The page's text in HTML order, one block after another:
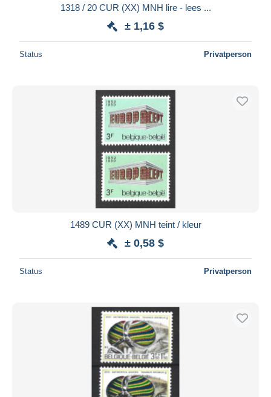
1318 / 20 CUR (XX) MNH lire - lees ...
± 1,16 $
Status Privatperson
1489 CUR (XX) MNH teint / kleur
± 0,58 $
Status Privatperson